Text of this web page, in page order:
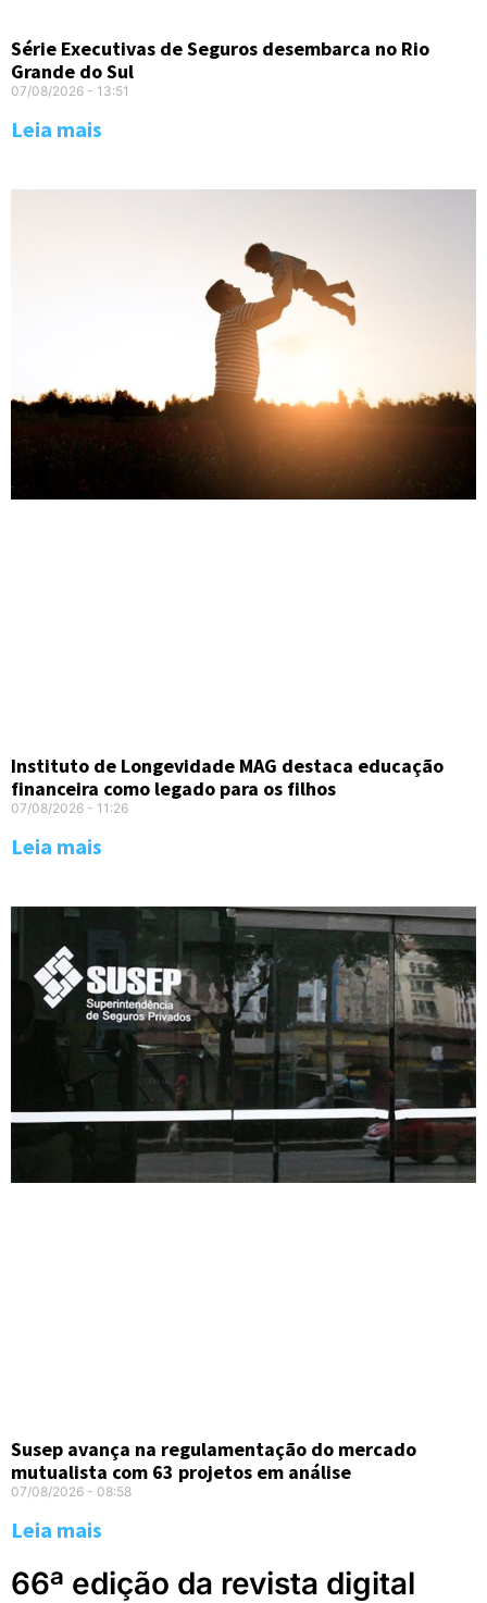
Série Executivas de Seguros desembarca no Rio
Grande do Sul
07/08/2026 13:51
Leia mais
Instituto de Longevidade MAG destaca educação
financeira como legado para os filhos
07/08/2026 11:26
Leia mais
Susep avança na regulamentação do mercado
mutualista com 63 projetos em análise
07/08/2026 08:58
Leia mais
66ª edição da revista digital